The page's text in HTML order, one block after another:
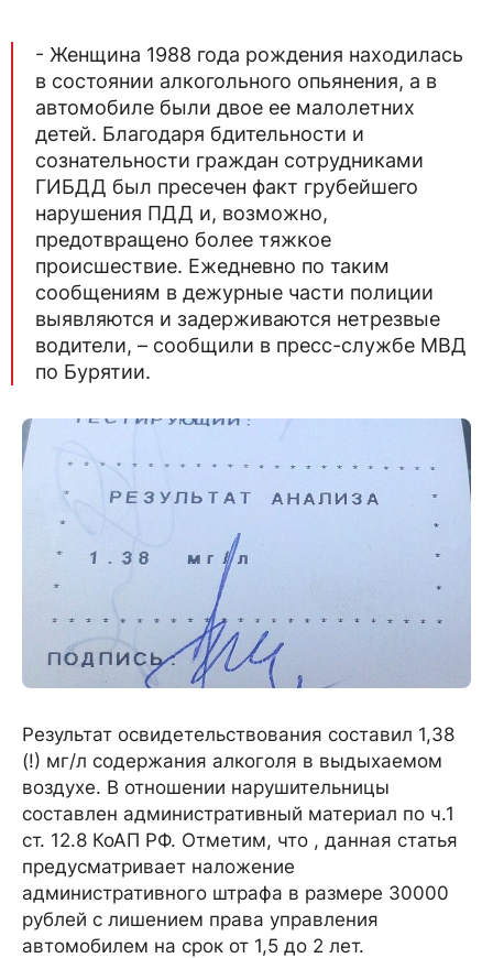
- Женщина 1988 года рождения находилась
в состоянии алкогольного опьянения, а в
автомобиле были двое ее малолетних
детей. Благодаря бдительности и
сознательности граждан сотрудниками
ГИБДД был пресечен факт грубейшего
нарушения ПДД и, возможно,
предотвращено более тяжкое
происшествие. Ежедневно по таким
сообщениям в дежурные части полиции
выявляются и задерживаются нетрезвые
водители, – сообщили в пресс-службе МВД
по Бурятии.
Результат освидетельствования составил 1,38
(!) мг/л содержания алкоголя в выдыхаемом
воздухе. В отношении нарушительницы
составлен административный материал по ч.1
ст. 12.8 КоАП РФ. Отметим, что , данная статья
предусматривает наложение
административного штрафа в размере 30000
рублей с лишением права управления
автомобилем на срок от 1,5 до 2 лет.